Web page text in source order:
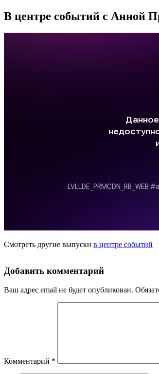
В центре событий с Анной
Смотреть другие выпуски в центре событий
Добавить комментарий
Ваш адрес email не будет опубликован.
Комментарий *